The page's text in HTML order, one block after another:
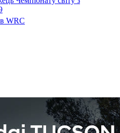
WRC